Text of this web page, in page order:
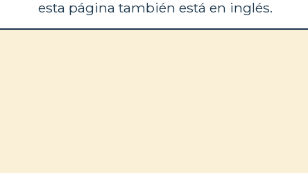
esta página también está en inglés.